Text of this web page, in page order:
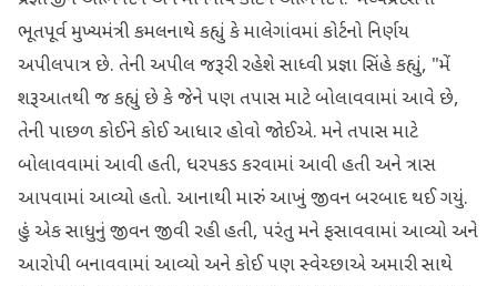
ભૂતપૂર્વ મુખ્યમંત્રી કમલનાથે કહ્યું કે માલેગાંવમાં કોર્ટનો નિર્ણય
અપીલપાત્ર છે. તેની અપીલ જરૂરી રહેશે સાધ્વી પ્રજ્ઞા સિંહે કહ્યું, "મેં
શરૂઆતથી જ કહ્યું છે કે જેને પણ તપાસ માટે બોલાવવામાં આવે છે,
તેની પાછળ કોઈને કોઈ આધાર હોવો જોઈએ. મને તપાસ માટે
બોલાવવામાં આવી હતી, ધરપકડ કરવામાં આવી હતી અને ત્રાસ
આપવામાં આવ્યો હતો. આનાથી મારું આખું જીવન બરબાદ થઈ ગયું.
હું એક સાધુનું જીવન જીવી રહી હતી, પરંતુ મને ફસાવવામાં આવ્યો અને
આરોપી બનાવવામાં આવ્યો અને કોઈ પણ સ્વેચ્છાએ અમારી સાથે